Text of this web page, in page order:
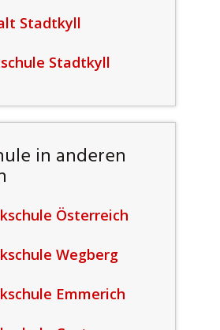
Stadtkyll
Stadtkyll
in anderen
Österreich
Wegberg
Emmerich